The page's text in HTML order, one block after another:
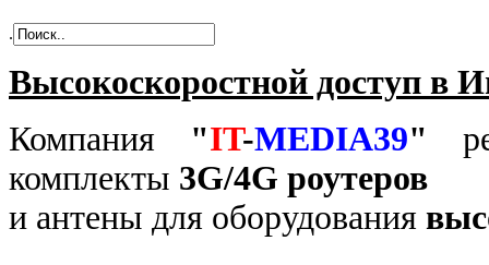
.
Высокоскоростной доступ в
Компания "IT-MEDIA39"
комплекты 3G/4G роутеров
и антены для оборудования